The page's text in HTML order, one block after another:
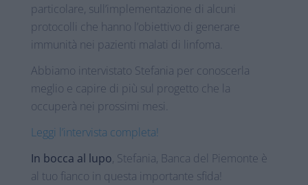
particolare, sull’implementazione di alcuni
protocolli che hanno l’obiettivo di generare
immunità nei pazienti malati di linfoma.
Abbiamo intervistato Stefania per conoscerla
meglio e capire di più sul progetto che la
occuperà nei prossimi mesi.
Leggi l’intervista completa!
In bocca al lupo, Stefania, Banca del Piemonte è
al tuo fianco in questa importante sfida!